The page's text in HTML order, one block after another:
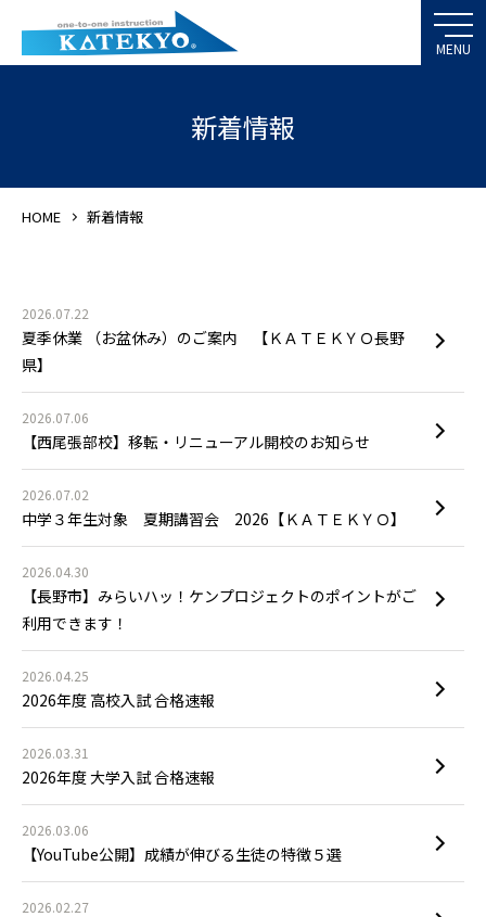
新着情報
HOME 新着情報
2026.07.22
夏季休業 （お盆休み）のご案内 【ＫＡＴＥＫＹＯ長野
県】
2026.07.06
【西尾張部校】移転・リニューアル開校のお知らせ
2026.07.02
中学３年生対象 夏期講習会 2026【ＫＡＴＥＫＹＯ】
2026.04.30
【長野市】みらいハッ！ケンプロジェクトのポイントがご
利用できます！
2026.04.25
2026年度 高校入試 合格速報
2026.03.31
2026年度 大学入試 合格速報
2026.03.06
【YouTube公開】成績が伸びる生徒の特徴５選
2026.02.27